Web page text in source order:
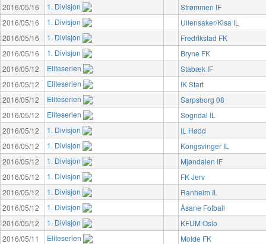
2016/05/16
1. Divisjon
Strømmen IF
2016/05/16
1. Divisjon
Ullensaker/Kisa IL
2016/05/16
1. Divisjon
Fredrikstad FK
2016/05/16
1. Divisjon
Bryne FK
2016/05/12
Eliteserien
Stabæk IF
2016/05/12
Eliteserien
IK Start
2016/05/12
Eliteserien
Sarpsborg 08
2016/05/12
Eliteserien
Sogndal IL
2016/05/12
1. Divisjon
IL Hødd
2016/05/12
1. Divisjon
Kongsvinger IL
2016/05/12
1. Divisjon
Mjøndalen IF
2016/05/12
1. Divisjon
FK Jerv
2016/05/12
1. Divisjon
Ranheim IL
2016/05/12
1. Divisjon
Åsane Fotball
2016/05/12
1. Divisjon
KFUM Oslo
2016/05/11
Eliteserien
Molde FK